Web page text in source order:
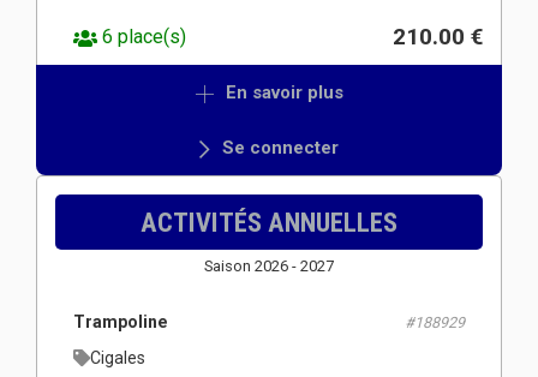
6 place(s) 210.00 €
En savoir plus
Se connecter
ACTIVITÉS ANNUELLES
Saison 2026 - 2027
Trampoline #188929
Cigales